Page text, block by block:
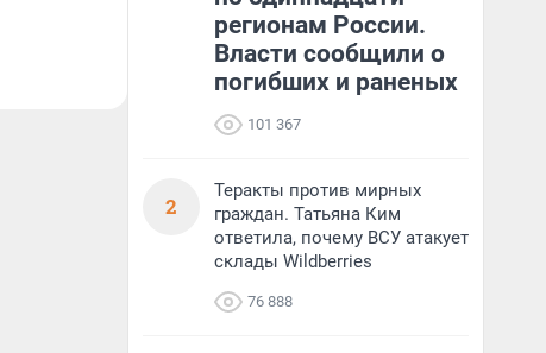
регионам России.
Власти сообщили о
погибших и раненых
101 367
2
Теракты против мирных
граждан. Татьяна Ким
ответила, почему ВСУ атакует
склады Wildberries
76 888